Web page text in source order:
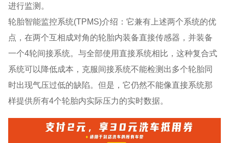
进行监测。
轮胎智能监控系统(TPMS)介绍：它兼有上述两个系统的优
点，在两个互相成对角的轮胎内装备直接传感器，并装备
一个4轮间接系统。与全部使用直接系统相比，这种复合式
系统可以降低成本，克服间接系统不能检测出多个轮胎同
时出现气压过低的缺陷。但是，它仍然不能像直接系统那
样提供所有4个轮胎内实际压力的实时数据。